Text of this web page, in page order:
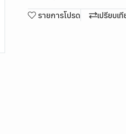
รายการโปรด เปรียบเ